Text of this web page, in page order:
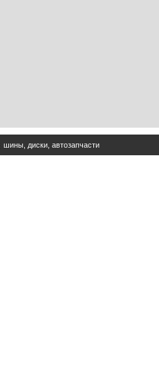
шины, диски, автозапчасти